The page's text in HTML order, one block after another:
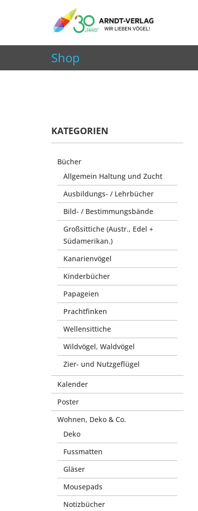
+49 7252 9707310
Shop
Aktuelle Seite:
KATEGORIEN
Bücher
Allgemein Haltung und Zucht
Ausbildungs- / Lehrbücher
Bild- / Bestimmungsbände
Großsittiche (Austr., Edel +
Südamerikan.)
Kanarienvögel
Kinderbücher
Papageien
Prachtfinken
Wellensittiche
Wildvögel, Waldvögel
Zier- und Nutzgeflügel
Kalender
Poster
Wohnen, Deko & Co.
Deko
Fussmatten
Gläser
Mousepads
Notizbücher